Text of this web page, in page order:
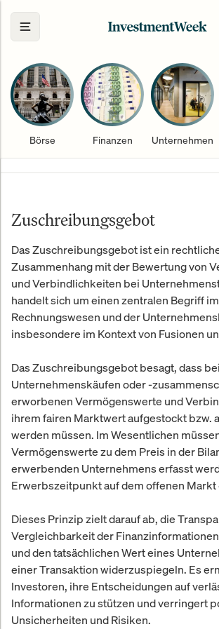
Börse Finanzen Unternehmen
Zuschreibungsgebot
Das Zuschreibungsgebot ist ein
Zusammenhang mit der Bewertung von
und Verbindlichkeiten bei
handelt sich um einen zentralen Begriff im
Rechnungswesen und der
insbesondere im Kontext von Fusionen
Das Zuschreibungsgebot besagt, dass bei
Unternehmenskäufen oder -
erworbenen Vermögenswerte und
ihrem fairen Marktwert aufgestockt bzw.
werden müssen. Im Wesentlichen
Vermögenswerte zu dem Preis in der
erwerbenden Unternehmens erfasst
Erwerbszeitpunkt auf dem offenen
Dieses Prinzip zielt darauf ab, die
Vergleichbarkeit der
und den tatsächlichen Wert eines
einer Transaktion widerzuspiegeln. Es
Investoren, ihre Entscheidungen auf
Informationen zu stützen und verringert
Unsicherheiten und Risiken.